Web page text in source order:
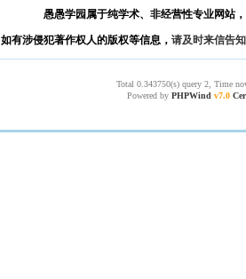
愚愚学园属于纯学术、非经营性专业网站
如有涉侵犯著作权人的版权等信息， 请及时来信告知
Total 0.343750(s) query 2, Time
Powered by PHPWind v7.0